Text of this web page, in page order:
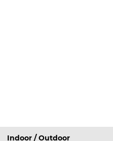
Indoor / Outdoor